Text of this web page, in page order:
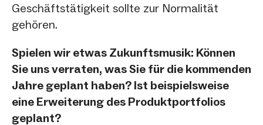
Geschäftstätigkeit sollte zur Normalität
gehören.
Spielen wir etwas Zukunftsmusik: Können
Sie uns verraten, was Sie für die kommenden
Jahre geplant haben? Ist beispielsweise
eine Erweiterung des Produktportfolios
geplant?